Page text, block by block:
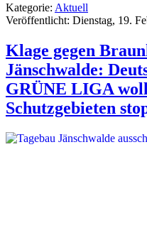
Kategorie: Aktuell
Veröffentlicht: Dienstag, 19.
Klage gegen
Jänschwalde:
GRÜNE LIGA
Schutzgebieten